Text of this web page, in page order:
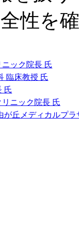
性を
ック院長 氏
臨床教授 氏
氏
ニック院長 氏
が丘メディカルプラ